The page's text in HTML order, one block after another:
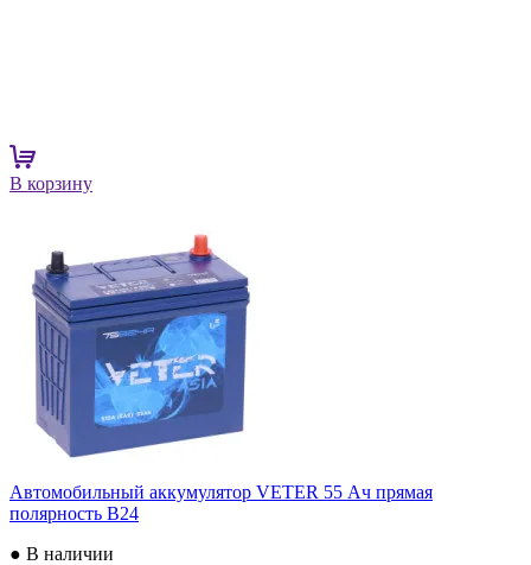
В корзину
Автомобильный аккумулятор VETER 55 Ач прямая
полярность B24
● В наличии